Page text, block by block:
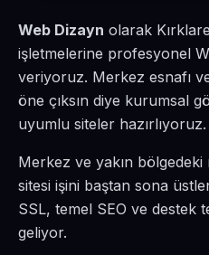
Web Dizayn olarak
işletmelerine profesyonel
veriyoruz. Merkez esnafı
öne çıksın diye kurumsal
uyumlu siteler hazırlıyoruz.
Merkez ve yakın
sitesi işini baştan sona
SSL, temel SEO ve destek
geliyor.